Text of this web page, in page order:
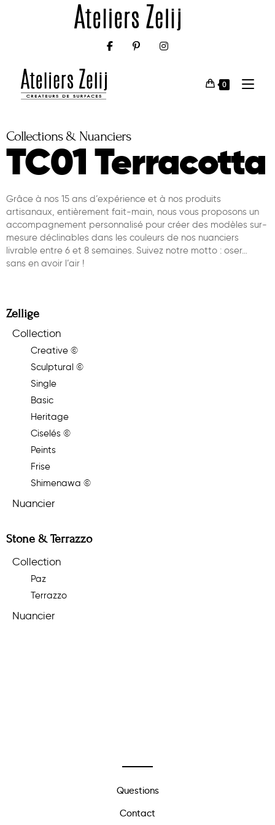
0
Collections & Nuanciers
TC01 Terracotta
Grâce à nos 15 ans d’expérience et à nos produits
artisanaux, entièrement fait-main, nous vous proposons un
accompagnement personnalisé pour créer des modèles sur-
mesure déclinables dans les couleurs de nos nuanciers
livrable entre 6 et 8 semaines. Suivez notre motto : oser…
sans en avoir l’air !
Zellige
Collection
Creative ©
Sculptural ©
Single
Basic
Heritage
Ciselés ©
Peints
Frise
Shimenawa ©
Nuancier
Stone & Terrazzo
Collection
Paz
Terrazzo
Nuancier
Questions
Contact